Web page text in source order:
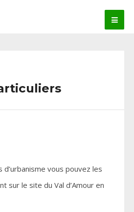
d’urbanisme vous pouvez les
sur le site du Val d’Amour en